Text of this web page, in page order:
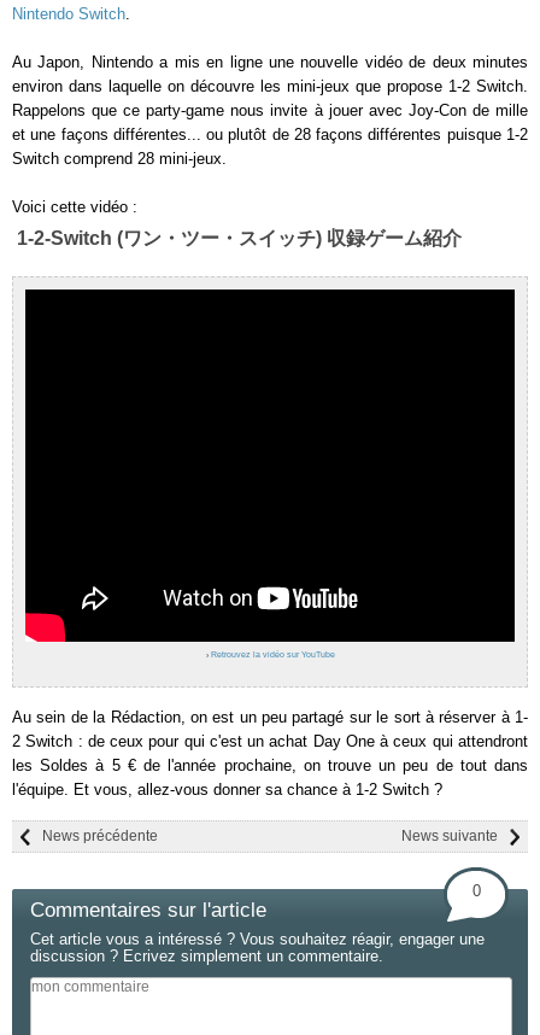
Nintendo Switch.
Au Japon, Nintendo a mis en ligne une nouvelle vidéo de deux minutes
environ dans laquelle on découvre les mini-jeux que propose 1-2 Switch.
Rappelons que ce party-game nous invite à jouer avec Joy-Con de mille
et une façons différentes... ou plutôt de 28 façons différentes puisque 1-2
Switch comprend 28 mini-jeux.
Voici cette vidéo :
1-2-Switch (ワン・ツー・スイッチ) 収録ゲーム紹介
› Retrouvez la vidéo sur YouTube
Au sein de la Rédaction, on est un peu partagé sur le sort à réserver à 1-
2 Switch : de ceux pour qui c'est un achat Day One à ceux qui attendront
les Soldes à 5 € de l'année prochaine, on trouve un peu de tout dans
l'équipe. Et vous, allez-vous donner sa chance à 1-2 Switch ?
News suivante
News précédente
Commentaires sur l'article
0
Cet article vous a intéressé ? Vous souhaitez réagir, engager une
discussion ? Ecrivez simplement un commentaire.